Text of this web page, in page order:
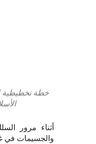
خطة تخطيطية
أثناء مرور
والجسيمات في